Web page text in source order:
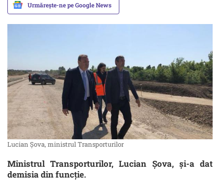
Urmărește-ne pe Google News
Lucian Șova, ministrul Transporturilor
Ministrul Transporturilor, Lucian Şova, şi-a dat
demisia din funcţie.